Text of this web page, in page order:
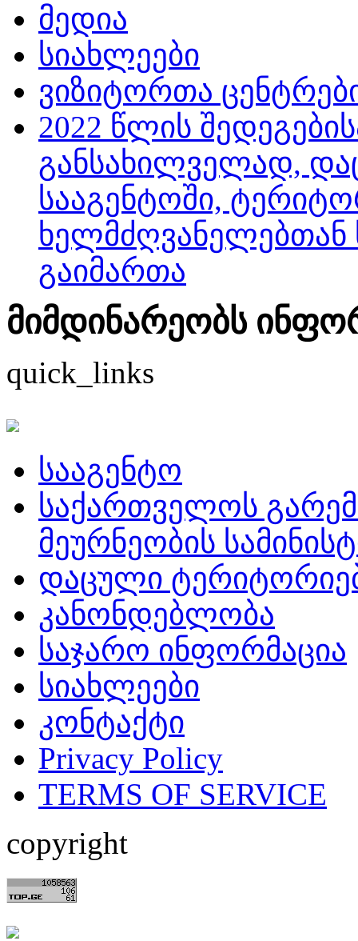
მედია
სიახლეები
ვიზიტორთა
2022 წლის
განსახილველად,
სააგენტოში,
ხელმძღვანელებთან
გაიმართა
მიმდინარეობს
quick_links
სააგენტო
საქართველოს
მეურნეობის
დაცული
კანონდებლობა
საჯარო ინფორმაცია
სიახლეები
კონტაქტი
Privacy Policy
TERMS OF SERVICE
copyright